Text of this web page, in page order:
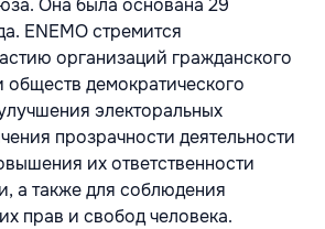
ENEMO стремится
организаций гражданского
демократического
электоральных
прозрачности деятельности
их ответственности
а также для соблюдения
прав и свобод человека.